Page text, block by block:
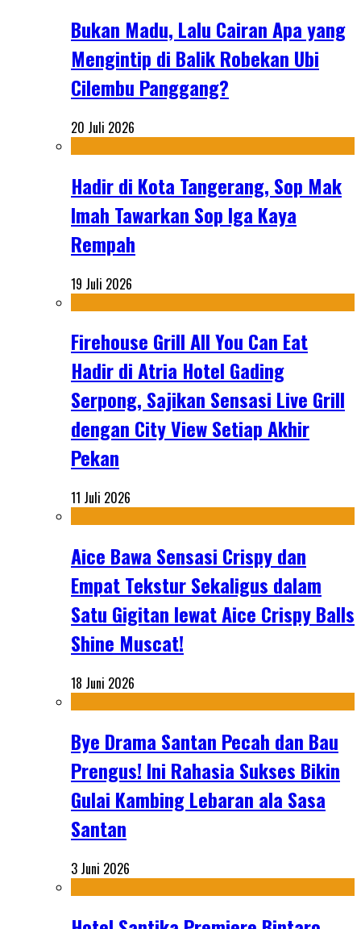
Bukan Madu, Lalu Cairan Apa yang
Mengintip di Balik Robekan Ubi
Cilembu Panggang?
20 Juli 2026
Hadir di Kota Tangerang, Sop Mak
Imah Tawarkan Sop Iga Kaya
Rempah
19 Juli 2026
Firehouse Grill All You Can Eat
Hadir di Atria Hotel Gading
Serpong, Sajikan Sensasi Live Grill
dengan City View Setiap Akhir
Pekan
11 Juli 2026
Aice Bawa Sensasi Crispy dan
Empat Tekstur Sekaligus dalam
Satu Gigitan lewat Aice Crispy Balls
Shine Muscat!
18 Juni 2026
Bye Drama Santan Pecah dan Bau
Prengus! Ini Rahasia Sukses Bikin
Gulai Kambing Lebaran ala Sasa
Santan
3 Juni 2026